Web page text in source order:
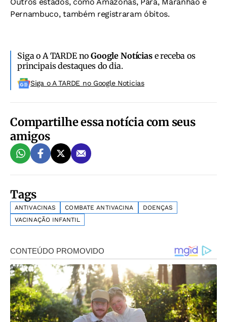
Pernambuco, também registraram óbitos.
Siga o A TARDE noGoogle Notíciase receba os
principais destaques do dia.
Siga o A TARDE no Google Noticias
Compartilhe essa notícia com seus
amigos
Tags
ANTIVACINAS COMBATE ANTIVACINA
DOENÇAS
VACINAÇÃO INFANTIL